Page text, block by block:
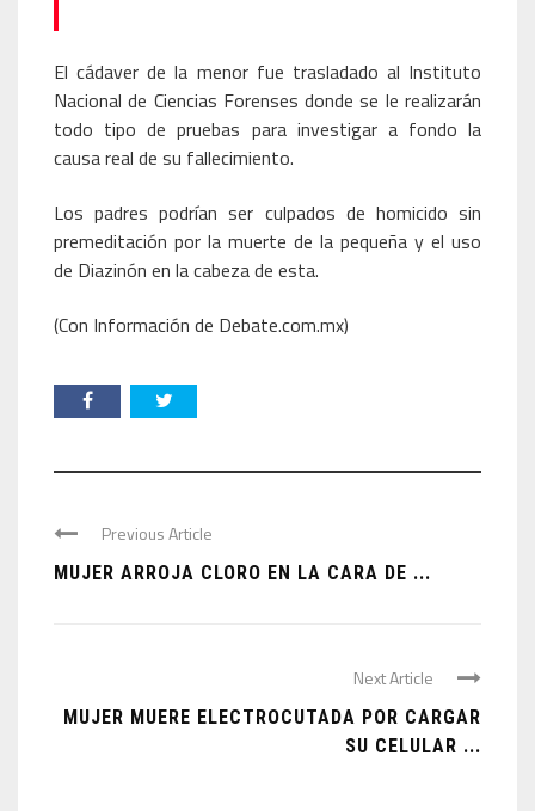
El cádaver de la menor fue trasladado al Instituto
Nacional de Ciencias Forenses donde se le realizarán
todo tipo de pruebas para investigar a fondo la
causa real de su fallecimiento.
Los padres podrían ser culpados de homicido sin
premeditación por la muerte de la pequeña y el uso
de Diazinón en la cabeza de esta.
(Con Información de Debate.com.mx)
Previous Article
MUJER ARROJA CLORO EN LA CARA DE ...
Next Article
MUJER MUERE ELECTROCUTADA POR CARGAR
SU CELULAR ...